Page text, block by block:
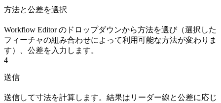
方法と公差を選択
Workflow Editor のドロップダウンから方法を選び（選択した
フィーチャの組み合わせによって利用可能な方法が変わりま
す）、公差を入力します。
4
送信
送信して寸法を計算します。結果はリーダー線と公差に応じ